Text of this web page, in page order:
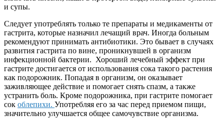
и супы.
Следует употреблять только те препараты и медикаменты от
гастрита, которые назначил лечащий врач. Иногда больным
рекомендуют принимать антибиотики. Это бывает в случаях
развития гастрита по вине, проникнувшей в организм
инфекционной бактерии. Хороший лечебный эффект при
гастрите достигается от использования сока такого растения
как подорожник. Попадая в организм, он оказывает
заживляющее действие и помогает снять спазм, а также
устранить боль. Кроме подорожника, при гастрите помогает
сок облепихи. Употребляя его за час перед приемом пищи,
значительно улучшается общее самочувствие организма.